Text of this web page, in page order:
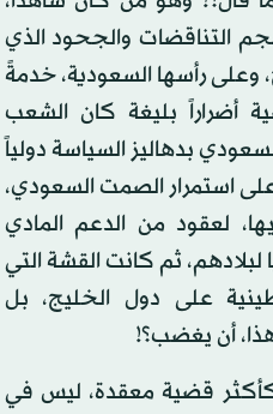
التناقضات والجحود الذي
وعلى رأسها السعودية، خدمةً
أضراراً بليغة كان الشعب
بدهاليز السياسة دولياً
استمرار الصمت السعودي،
لعقود من الدعم المادي
ثم كانت القشة التي
على دول الخليج، بل
هذا، أن يغضب؟!
كأكثر قضية معقدة، ليس في